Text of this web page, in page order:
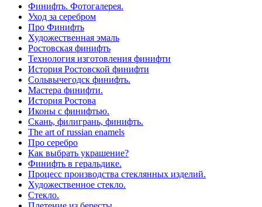
Финифть. Фотогалерея.
Уход за серебром
Про Финифть
Художественная эмаль
Ростовская финифть
Технология изготовления финифти
История Ростовской финифти
Сольвычегодск финифть.
Мастера финифти.
История Ростова
Иконы с финифтью.
Скань, филигрань, финифть.
The art of russian enamels
Про серебро
Как выбрать украшение?
Финифть в геральдике.
Процесс производства стеклянных изделий.
Художественное стекло.
Стекло.